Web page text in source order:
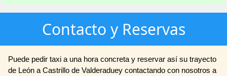
Contacto y Reservas
Puede pedir taxi a una hora concreta y reservar así su trayecto
de León a Castrillo de Valderaduey contactando con nosotros a